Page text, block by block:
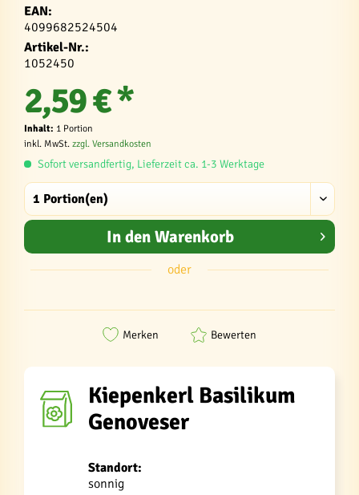
EAN:
4099682524504
Artikel-Nr.:
1052450
2,59 € *
Inhalt: 1 Portion
inkl. MwSt. zzgl. Versandkosten
Sofort versandfertig, Lieferzeit ca. 1-3 Werktage
In den Warenkorb
oder
Merken Bewerten
Kiepenkerl Basilikum
Genoveser
Standort:
sonnig